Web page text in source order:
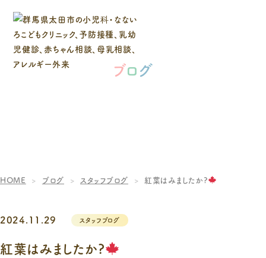
ブログ
HOME ブログ スタッフブログ 紅葉はみましたか?
2024.11.29 スタッフブログ
紅葉はみましたか?